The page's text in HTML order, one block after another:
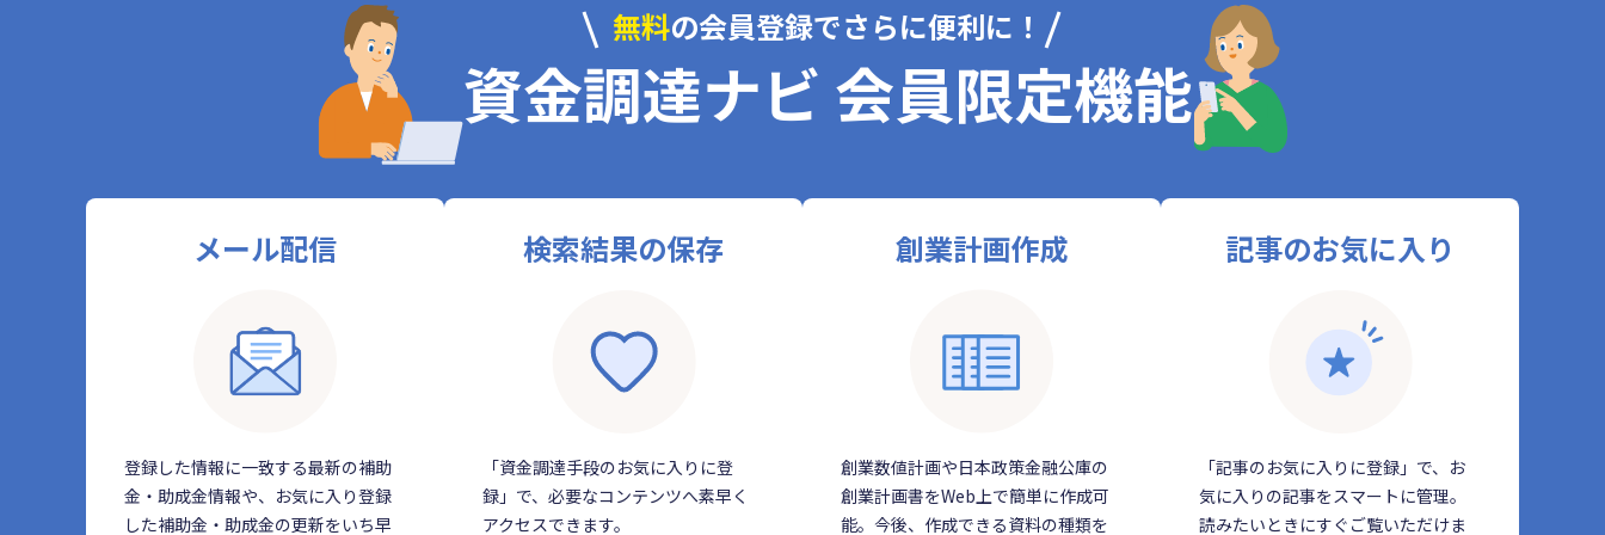
無料の会員登録でさらに便利に！
資金調達ナビ 会員限定機能
メール配信
登録した情報に一致する最新の補助
金・助成金情報や、お気に入り登録
した補助金・助成金の更新をいち早
検索結果の保存
「資金調達手段のお気に入りに登
録」で、必要なコンテンツへ素早く
アクセスできます。
創業計画作成
創業数値計画や日本政策金融公庫の
創業計画書をWeb上で簡単に作成可
能。今後、作成できる資料の種類を
記事のお気に入り
「記事のお気に入りに登録」で、お
気に入りの記事をスマートに管理。
読みたいときにすぐご覧いただけま